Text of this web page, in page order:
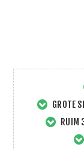
GROTE
RUIM